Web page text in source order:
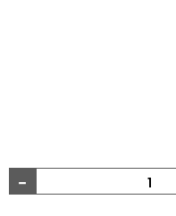
-